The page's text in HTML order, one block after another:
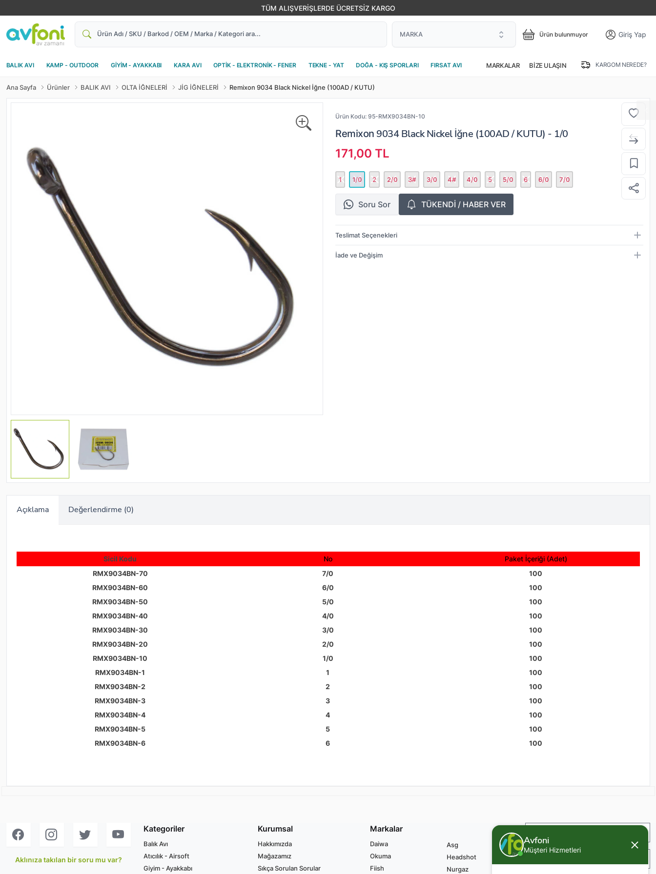
TÜM ALIŞVERİŞLERDE ÜCRETSİZ KARGO
Ara
Ürün bulunmuyor Giriş Yap
BALIK AVI KAMP - OUTDOOR GİYİM - AYAKKABI KARA AVI OPTİK - ELEKTRONİK - FENER TEKNE - YAT DOĞA - KIŞ SPORLARI FIRSAT AVI MARKALAR BIZE ULAŞIN KARGOM NEREDE?
Ana Sayfa Ürünler BALIK AVI OLTA İĞNELERİ JİG İĞNELERİ Remixon 9034 Black Nickel İğne (100AD / KUTU)
Ürün Kodu: 95-RMX9034BN-10
Remixon 9034 Black Nickel İğne (100AD / KUTU) - 1/0
171,00 TL
1 1/0 2 2/0 3# 3/0 4# 4/0 5 5/0 6 6/0 7/0
Soru Sor TÜKENDİ / HABER VER
Teslimat Seçenekleri
İade ve Değişim
Açıklama Değerlendirme (0)
Sicil Kodu No
Paket İçeriği (Adet)
RMX9034BN-70
7/0
100
RMX9034BN-60
6/0
100
RMX9034BN-50
5/0
100
RMX9034BN-40
4/0
100
RMX9034BN-30
3/0
100
RMX9034BN-20
2/0
100
RMX9034BN-10
1/0
100
RMX9034BN-1
1
100
RMX9034BN-2
2
100
RMX9034BN-3
3
100
RMX9034BN-4
4
100
RMX9034BN-5
5
100
RMX9034BN-6
6 100
Aklınıza takılan bir soru mu var?
Kategoriler
Balık Avı
Atıcılık - Airsoft
Giyim - Ayakkabı
Kurumsal
Hakkımızda
Mağazamız
Sıkça Sorulan Sorular
Markalar
Daiwa
Okuma
Fiish
Asg
Headshot
Nurgaz
Avfoni
Müşteri Hizmetleri